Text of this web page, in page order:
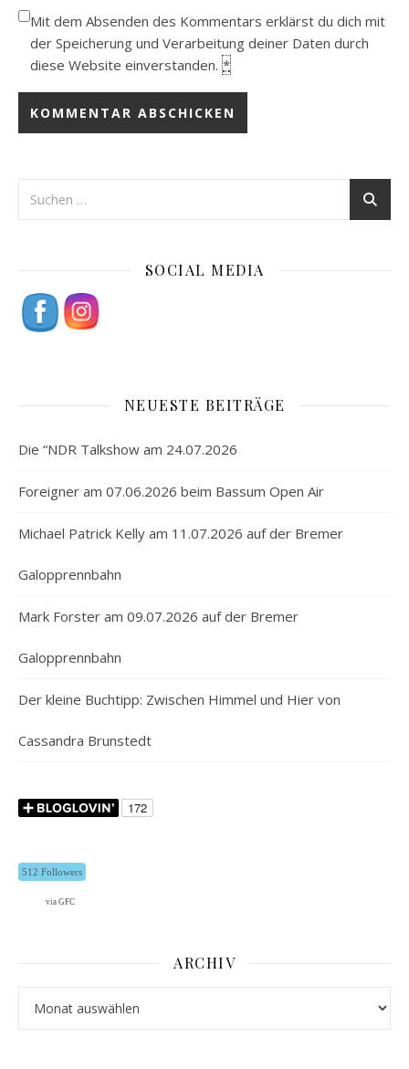
Mit dem Absenden des Kommentars erklärst du dich mit
der Speicherung und Verarbeitung deiner Daten durch
diese Website einverstanden. *
SOCIAL MEDIA
NEUESTE BEITRÄGE
Die “NDR Talkshow am 24.07.2026
Foreigner am 07.06.2026 beim Bassum Open Air
Michael Patrick Kelly am 11.07.2026 auf der Bremer
Galopprennbahn
Mark Forster am 09.07.2026 auf der Bremer
Galopprennbahn
Der kleine Buchtipp: Zwischen Himmel und Hier von
Cassandra Brunstedt
512 Followers
via GFC
ARCHIV